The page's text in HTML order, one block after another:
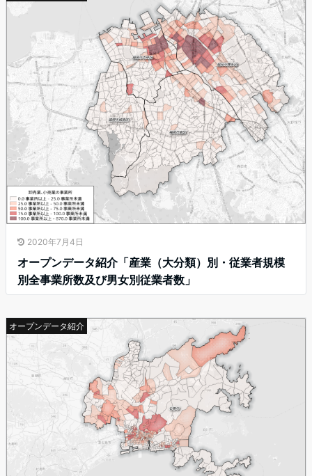
2020年7月4日
オープンデータ紹介「産業（大分類）別・従業者規模
別全事業所数及び男女別従業者数」
オープンデータ紹介